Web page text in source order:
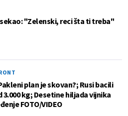
"Zelenski, reci šta ti treba"
plan je skovan?; Rusi bacili
3.000 kg; Desetine hiljada vijnika
FOTO/VIDEO